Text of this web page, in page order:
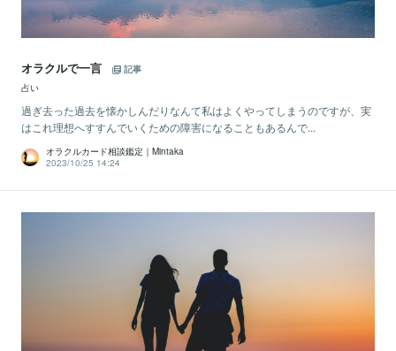
オラクルで一言
記事
占い
過ぎ去った過去を懐かしんだりなんて私はよくやってしまうのですが、実
はこれ理想へすすんでいくための障害になることもあるんで...
オラクルカード相談鑑定｜Mintaka
2023/10/25 14:24